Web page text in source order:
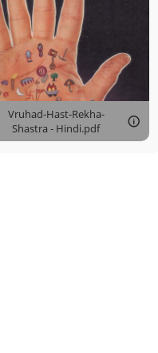
Vruhad-Hast-Rekha-
Shastra - Hindi.pdf